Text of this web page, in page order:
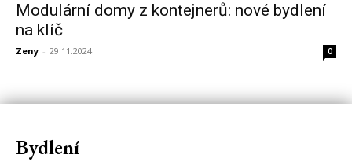
Modulární domy z kontejnerů: nové bydlení
na klíč
Zeny - 29.11.2024 0
Bydlení